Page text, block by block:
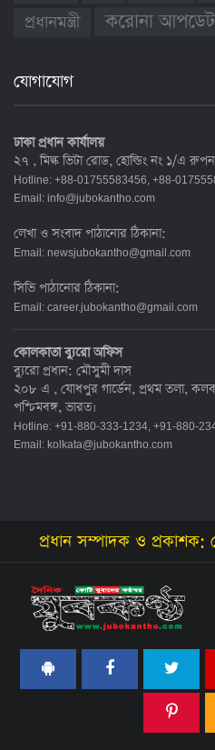
প্রধানমন্ত্রী করোনা আপডেট
যোগাযোগ
ঢাকা প্রধান কার্যালয়
২৭ , মিল্ক ভিটা রোড, হোল্ডিং নং ১/এ
Hotline: +88-01755583456, +88-
Email: info@jubokantho.com
লেখা ও সংবাদ পাঠানোর ঠিকানা:
Email: newsjubokantho@gmail.com
সিভি পাঠানোর ঠিকানা:
Email: career.jubokantho@gmail.com
কোলকাতা ব্যুরো অফিস
ব্যুরো প্রধান: মৌসুমী দাস
২০৮ এ , যোধপুর গার্ডেন, প্রথম তলা,
পশ্চিমবঙ্গ, ভারত।
Hotline: +91-880-333-1234, +91-880-
Email: kolkata@jubokantho.com
প্রধান সম্পাদক ও